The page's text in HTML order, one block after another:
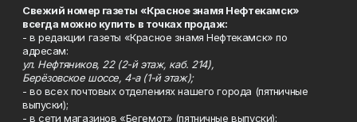
Свежий номер газеты «Красное знамя Нефтекамск»
всегда можно купить в точках продаж:
- в редакции газеты «Красное знамя Нефтекамск» по
адресам:
ул. Нефтяников, 22 (2-й этаж, каб. 214),
Берёзовское шоссе, 4-а (1-й этаж);
- во всех почтовых отделениях нашего города (пятничные
выпуски);
- в сети магазинов «Бегемот» (пятничные выпуски):